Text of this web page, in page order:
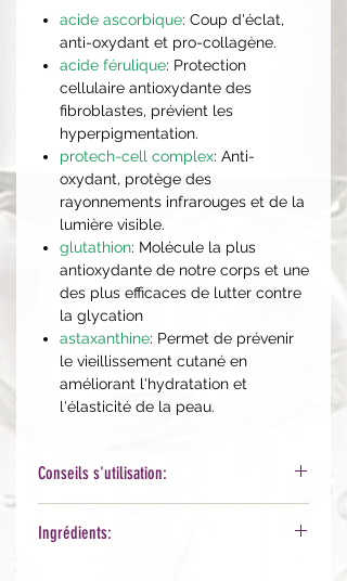
acide ascorbique: Coup d'éclat,
anti-oxydant et pro-collagène.
acide férulique: Protection
cellulaire antioxydante des
fibroblastes, prévient les
hyperpigmentation.
protech-cell complex: Anti-
oxydant, protège des
rayonnements infrarouges et de la
lumière visible.
glutathion: Molécule la plus
antioxydante de notre corps et une
des plus efficaces de lutter contre
la glycation
astaxanthine: Permet de prévenir
le vieillissement cutané en
améliorant l'hydratation et
l'élasticité de la peau.
Conseils s'utilisation:
appliquer 4 à 6 gouttes de sérum sur
Ingrédients: